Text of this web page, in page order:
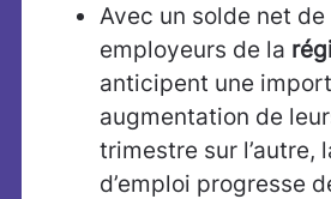
Avec un solde net de
employeurs de la
anticipent une
augmentation de
trimestre sur l’autre,
d’emploi progresse